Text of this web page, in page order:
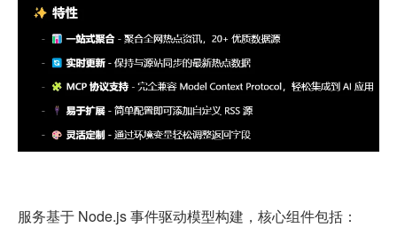
服务基于 Node.js 事件驱动模型构建，核心组件包括：